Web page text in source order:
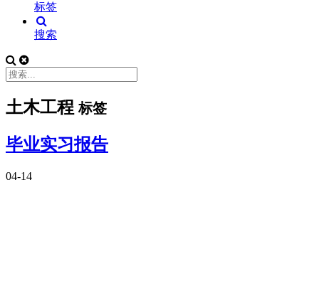
标签
搜索
土木工程标签
毕业实习报告
04-14